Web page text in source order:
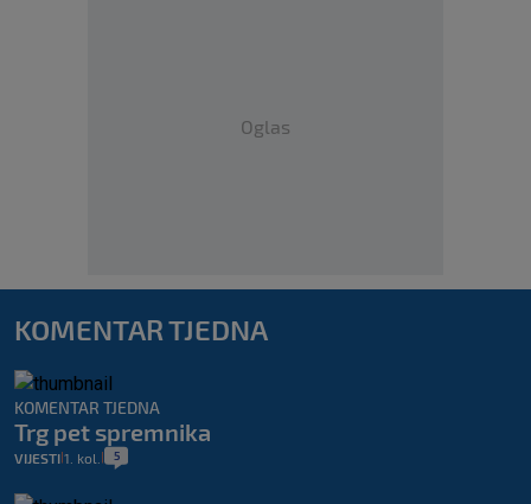
Oglas
KOMENTAR TJEDNA
KOMENTAR TJEDNA
Trg pet spremnika
VIJESTI 1. kol. 5